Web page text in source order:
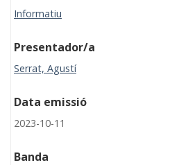
Informatiu
Presentador/a
Serrat, Agustí
Data emissió
2023-10-11
Banda